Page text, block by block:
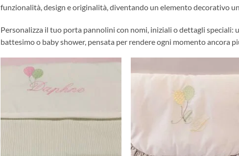
funzionalità, design e originalità, diventando un elemento decorativo
Personalizza il tuo porta pannolini con nomi, iniziali o dettagli speciali:
battesimo o baby shower, pensata per rendere ogni momento ancora